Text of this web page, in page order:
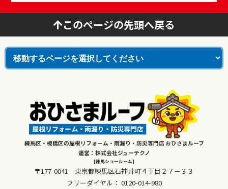
このページの先頭へ戻る
練馬区・板橋区の屋根リフォーム・雨漏り・防災専門店 おひさまルーフ
運営：株式会社ジューテクノ
[練馬ショールーム]
〒177-0041 東京都練馬区石神井町４丁目２７－３３
フリーダイヤル： 0120-014-980